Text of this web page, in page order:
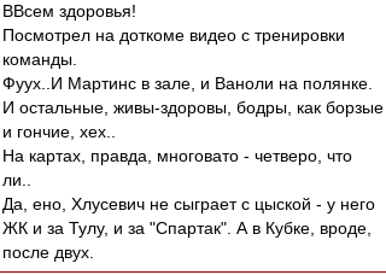
ВВсем здоровья!
Посмотрел на доткоме видео с тренировки
команды.
Фуух..И Мартинс в зале, и Ваноли на полянке.
И остальные, живы-здоровы, бодры, как борзые
и гончие, хех..
На картах, правда, многовато - четверо, что
ли..
Да, ено, Хлусевич не сыграет с цыской - у него
ЖК и за Тулу, и за "Спартак". А в Кубке, вроде,
после двух.